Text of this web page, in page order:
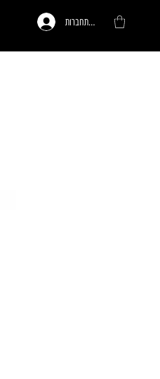
להתחברות